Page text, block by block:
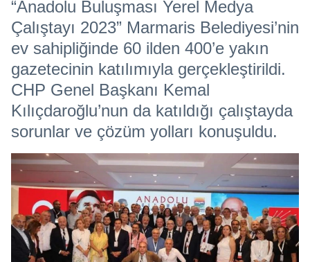
“Anadolu Buluşması Yerel Medya
Çalıştayı 2023” Marmaris Belediyesi’nin
ev sahipliğinde 60 ilden 400’e yakın
gazetecinin katılımıyla gerçekleştirildi.
CHP Genel Başkanı Kemal
Kılıçdaroğlu’nun da katıldığı çalıştayda
sorunlar ve çözüm yolları konuşuldu.